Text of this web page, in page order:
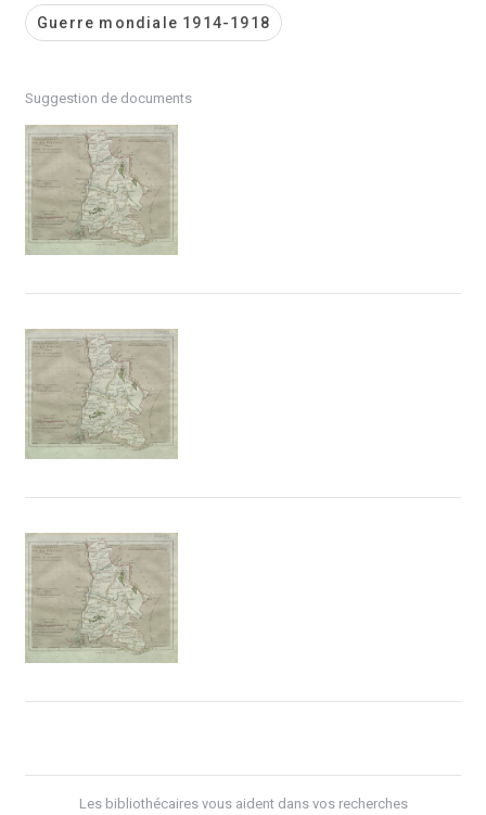
Guerre mondiale 1914-1918
Suggestion de documents
Les bibliothécaires vous aident dans vos recherches